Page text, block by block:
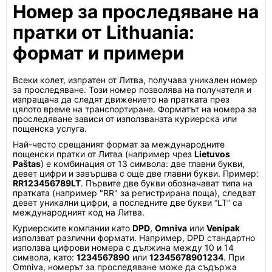
Номер за проследяване на
пратки от Lithuania:
формат и примери
Всеки колет, изпратен от Литва, получава уникален номер
за проследяване. Този номер позволява на получателя и
изпращача да следят движението на пратката през
цялото време на транспортиране. Форматът на номера за
проследяване зависи от използваната куриерска или
пощенска услуга.
Най-често срещаният формат за международните
пощенски пратки от Литва (например чрез Lietuvos
Paštas) е комбинация от 13 символа: две главни букви,
девет цифри и завършва с още две главни букви. Пример:
RR123456789LT. Първите две букви обозначават типа на
пратката (например "RR" за регистрирана поща), следват
девет уникални цифри, а последните две букви “LT” са
международният код на Литва.
Куриерските компании като DPD, Omniva или Venipak
използват различни формати. Например, DPD стандартно
използва цифрови номера с дължина между 10 и 14
символа, като: 1234567890 или 12345678901234. При
Omniva, номерът за проследяване може да съдържа